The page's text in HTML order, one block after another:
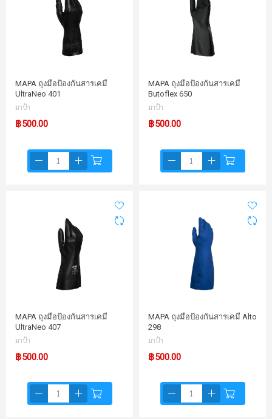
MAPA ถุงมือป้องกันสารเคมี
UltraNeo 401
มาป้า
฿500.00
MAPA ถุงมือป้องกันสารเคมี
Butoflex 650
มาป้า
฿500.00
MAPA ถุงมือป้องกันสารเคมี
UltraNeo 407
มาป้า
฿500.00
MAPA ถุงมือป้องกันสารเคมี Alto
298
มาป้า
฿500.00